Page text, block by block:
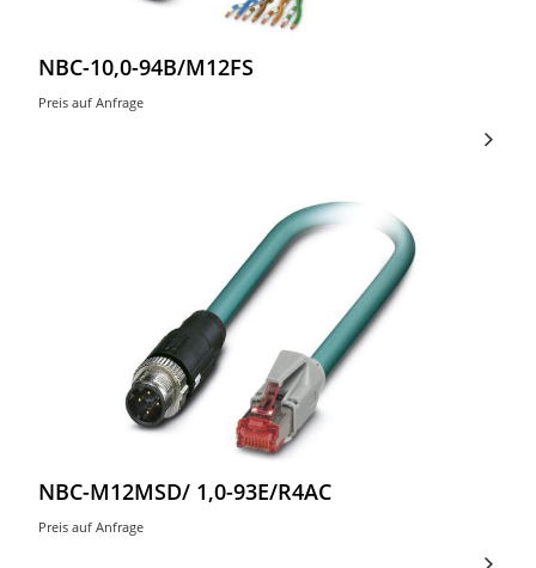
NBC-10,0-94B/M12FS
Preis auf Anfrage
NBC-M12MSD/ 1,0-93E/R4AC
Preis auf Anfrage